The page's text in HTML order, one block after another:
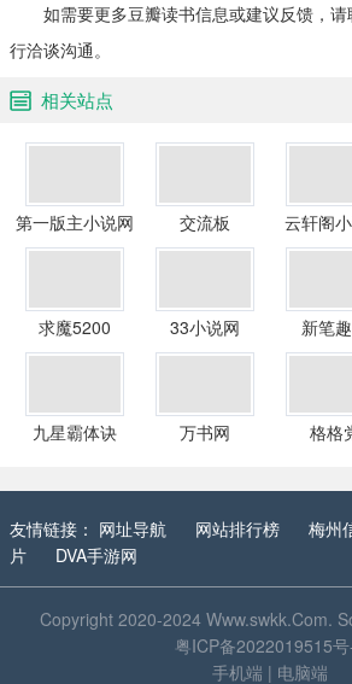
如需要更多豆瓣读书信息或建议反馈，请
行洽谈沟通。
相关站点
第一版主小说网 交流板 云轩阁
求魔5200 33小说网 新笔
九星霸体诀 万书网 格格
友情链接： 网址导航 网站排行榜 梅州
片
DVA手游网
Copyright 2020-2024 Www.swkk.Com.
粤ICP备2022019515号
手机端 | 电脑端